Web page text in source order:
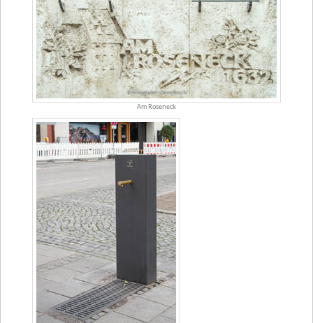
Am Roseneck